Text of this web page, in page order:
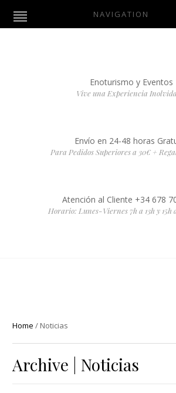
NAVIGATION
Enoturismo y Eventos
Vive una Experiencia
Envío en 24-48 horas
Para Pedidos Superiores a 30€ +
Atención al Cliente +34 678
Horario: Lunes-Viernes 7h a 13h y 15h a
Home / Noticias
Archive | Noticias